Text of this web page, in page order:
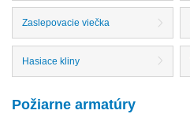
Zaslepovacie viečka
Hasiace kliny
Požiarne armatúry